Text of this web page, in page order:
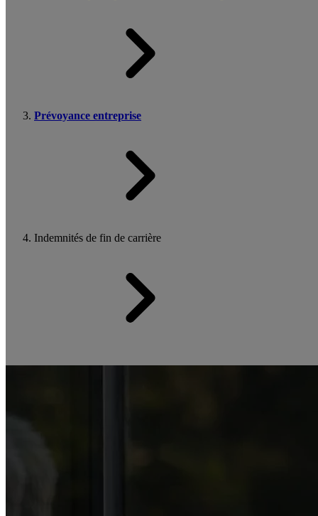
Prévoyance entreprise
Indemnités de fin de carrière